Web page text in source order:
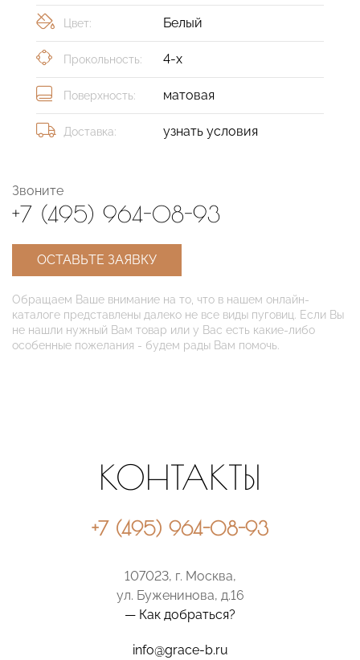
Цвет: Белый
Прокольность: 4-х
Поверхность: матовая
Доставка: узнать условия
Звоните
+7 (495) 964-08-93
ОСТАВЬТЕ ЗАЯВКУ
Обращаем Ваше внимание на то, что в нашем онлайн-
каталоге представлены далеко не все виды пуговиц. Если Вы
не нашли нужный Вам товар или у Вас есть какие-либо
особенные пожелания - будем рады Вам помочь.
КОНТАКТЫ
+7 (495) 964-08-93
107023, г. Москва,
ул. Буженинова, д.16
— Как добраться?
info@grace-b.ru